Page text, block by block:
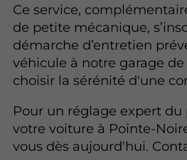
Ce service,
de petite mécanique,
démarche d’entretien
véhicule à notre garage
choisir la sérénité d'une
Pour un réglage expert du
votre voiture à Pointe-
vous dès aujourd'hui.